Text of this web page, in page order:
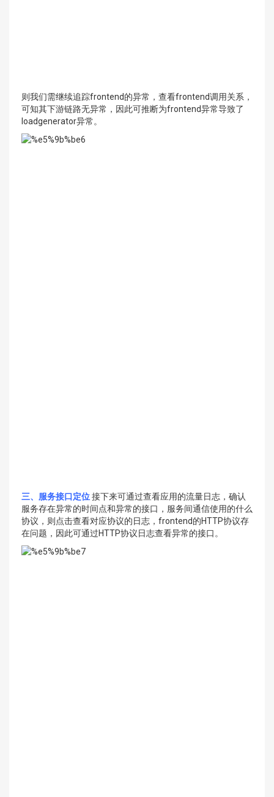
则我们需继续追踪frontend的异常，查看frontend调用关系，
可知其下游链路无异常，因此可推断为frontend异常导致了
loadgenerator异常。
三、服务接口定位接下来可通过查看应用的流量日志，确认
服务存在异常的时间点和异常的接口，服务间通信使用的什么
协议，则点击查看对应协议的日志，frontend的HTTP协议存
在问题，因此可通过HTTP协议日志查看异常的接口。